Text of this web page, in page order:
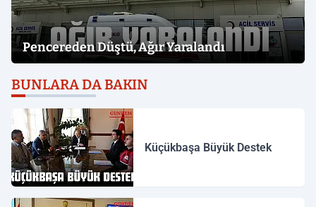
Pencereden Düştü, Ağır Yaralandı
BUNLARA DA BAKIN
Küçükbaşa Büyük Destek